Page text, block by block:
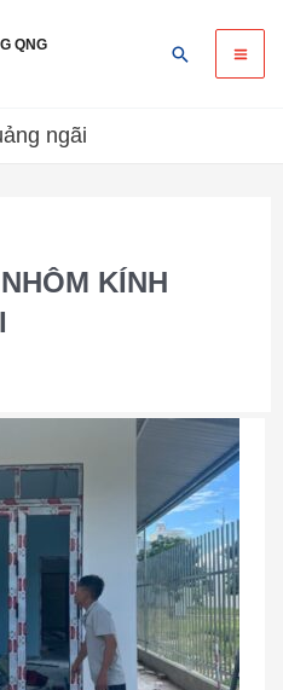
QNG Search
ngãi
KÍNH